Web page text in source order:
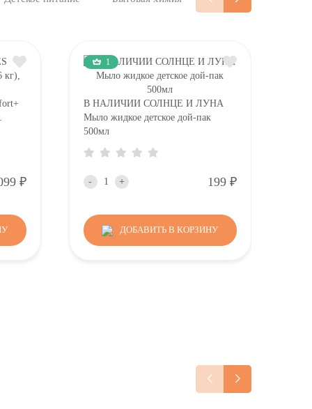
Р
1
В НАЛИЧИИ СОЛНЦЕ И ЛУНА
Мыло жидкое детское дой-пак
500мл
- + 199 Р
ДОБАВИТЬ В КОРЗИНУ